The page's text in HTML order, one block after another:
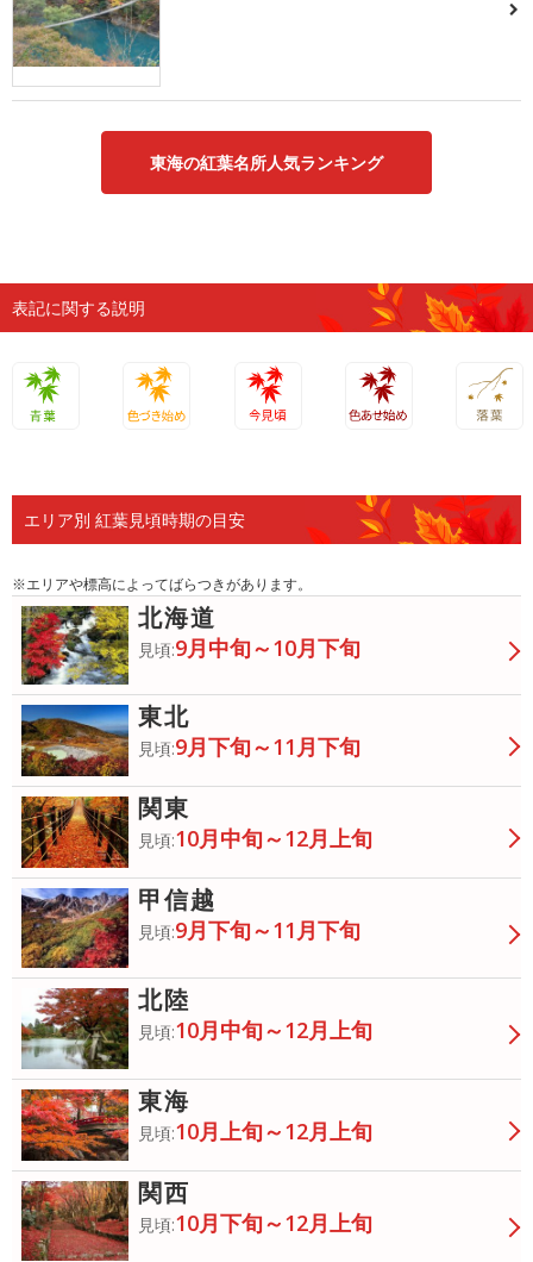
東海の紅葉名所人気ランキング
表記に関する説明
エリア別 紅葉見頃時期の目安
※エリアや標高によってばらつきがあります。
北海道
見頃:9月中旬～10月下旬
東北
見頃:9月下旬～11月下旬
関東
見頃:10月中旬～12月上旬
甲信越
見頃:9月下旬～11月下旬
北陸
見頃:10月中旬～12月上旬
東海
見頃:10月上旬～12月上旬
関西
見頃:10月下旬～12月上旬